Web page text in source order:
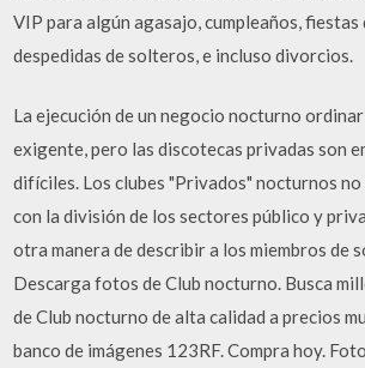
VIP para algún agasajo, cumpleaños, fiestas
despedidas de solteros, e incluso divorcios.
La ejecución de un negocio nocturno
exigente, pero las discotecas privadas son
difíciles. Los clubes "Privados" nocturnos
con la división de los sectores público y
otra manera de describir a los miembros de
Descarga fotos de Club nocturno. Busca
de Club nocturno de alta calidad a precios
banco de imágenes 123RF. Compra hoy.